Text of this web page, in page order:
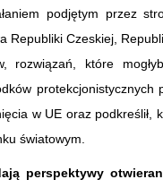
podjętym przez
Republiki Czeskiej,
rozwiązań, które
w UE oraz
światowym.
perspektywy